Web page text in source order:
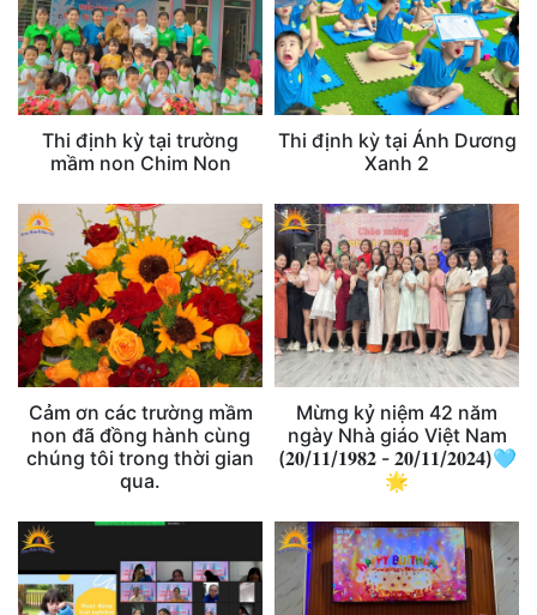
Thi định kỳ tại trường
mầm non Chim Non
Thi định kỳ tại Ánh Dương
Xanh 2
Cảm ơn các trường mầm
non đã đồng hành cùng
chúng tôi trong thời gian
qua.
Mừng kỷ niệm 42 năm
ngày Nhà giáo Việt Nam
(𝟐𝟎/𝟏𝟏/𝟏𝟗𝟖𝟐 - 𝟐𝟎/𝟏𝟏/𝟐𝟎𝟐𝟒)🩵
🌟